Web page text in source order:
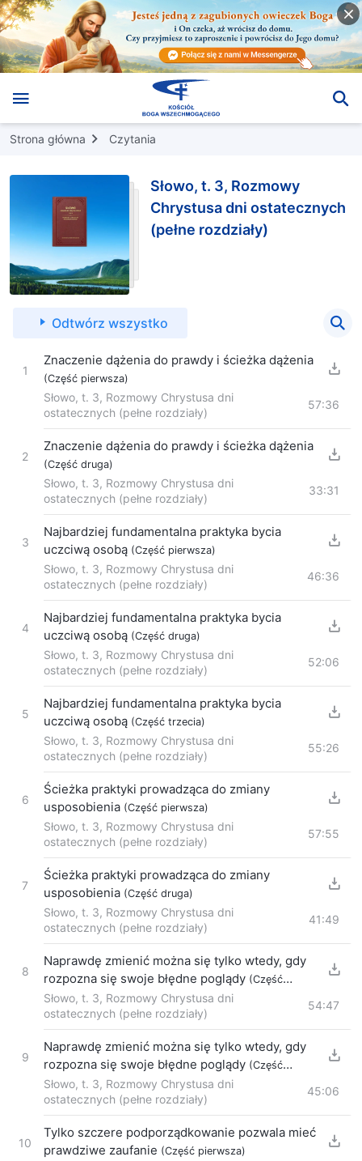
Strona główna Czytania
Słowo, t. 3, Rozmowy
Chrystusa dni ostatecznych
(pełne rozdziały)
Odtwórz wszystko
1
Znaczenie dążenia do prawdy i ścieżka dążenia
(Część pierwsza)
Słowo, t. 3, Rozmowy Chrystusa dni
ostatecznych (pełne rozdziały)
57:36
2
Znaczenie dążenia do prawdy i ścieżka dążenia
(Część druga)
Słowo, t. 3, Rozmowy Chrystusa dni
ostatecznych (pełne rozdziały)
33:31
3
Najbardziej fundamentalna praktyka bycia
uczciwą osobą (Część pierwsza)
Słowo, t. 3, Rozmowy Chrystusa dni
ostatecznych (pełne rozdziały)
46:36
4
Najbardziej fundamentalna praktyka bycia
uczciwą osobą (Część druga)
Słowo, t. 3, Rozmowy Chrystusa dni
ostatecznych (pełne rozdziały)
52:06
5
Najbardziej fundamentalna praktyka bycia
uczciwą osobą (Część trzecia)
Słowo, t. 3, Rozmowy Chrystusa dni
ostatecznych (pełne rozdziały)
55:26
6
Ścieżka praktyki prowadząca do zmiany
usposobienia (Część pierwsza)
Słowo, t. 3, Rozmowy Chrystusa dni
ostatecznych (pełne rozdziały)
57:55
7
Ścieżka praktyki prowadząca do zmiany
usposobienia (Część druga)
Słowo, t. 3, Rozmowy Chrystusa dni
ostatecznych (pełne rozdziały)
41:49
8
Naprawdę zmienić można się tylko wtedy, gdy
rozpozna się swoje błędne poglądy (Część
pierwsza)
Słowo, t. 3, Rozmowy Chrystusa dni
ostatecznych (pełne rozdziały)
54:47
9
Naprawdę zmienić można się tylko wtedy, gdy
rozpozna się swoje błędne poglądy (Część
druga)
Słowo, t. 3, Rozmowy Chrystusa dni
ostatecznych (pełne rozdziały)
45:06
10
Tylko szczere podporządkowanie pozwala mieć
prawdziwe zaufanie (Część pierwsza)